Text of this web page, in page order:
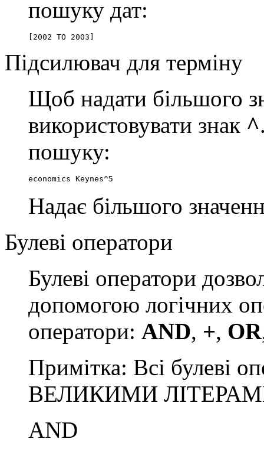
пошуку дат:
[2002 TO 2003]
Підсилювач для терміну
Щоб надати більшого
використовувати знак ^
пошуку:
economics Keynes^5
Надає більшого
Булеві оператори
Булеві оператори
допомогою логічних
оператори: AND, +, OR
Примітка: Всі булеві
ВЕЛИКИМИ
AND